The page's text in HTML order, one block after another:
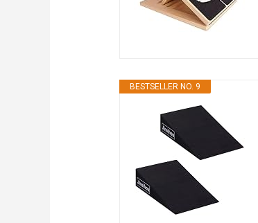
BESTSELLER NO. 9